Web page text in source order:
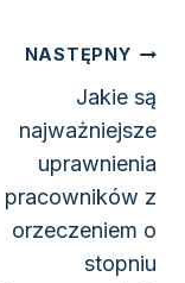
NASTĘPNY
Jakie są
najważniejsze
uprawnienia
pracowników z
orzeczeniem o
stopniu